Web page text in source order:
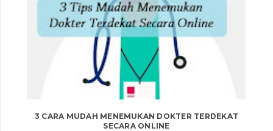
3 CARA MUDAH MENEMUKAN DOKTER TERDEKAT
SECARA ONLINE